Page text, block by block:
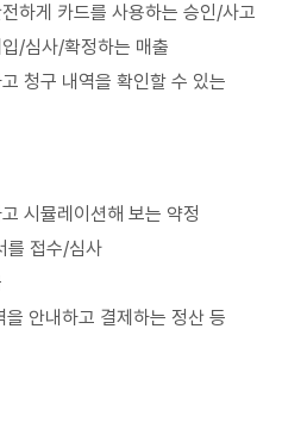
하게 카드를 사용하는 승인/사고
/심사/확정하는 매출
청구 내역을 확인할 수 있는
시뮬레이션해 보는 약정
를 접수/심사
안내하고 결제하는 정산 등